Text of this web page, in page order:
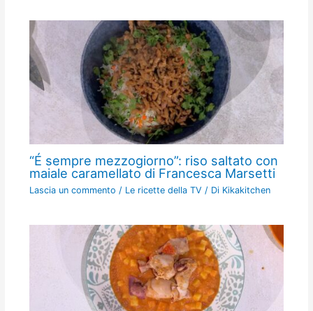
“É sempre mezzogiorno”: riso saltato con
maiale caramellato di Francesca Marsetti
Lascia un commento / Le ricette della TV / Di Kikakitchen